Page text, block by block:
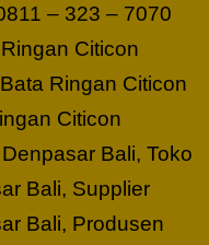
– 323 – 7070
Citicon
Ringan Citicon
Citicon
Bali, Toko
Bali, Supplier
Bali, Produsen